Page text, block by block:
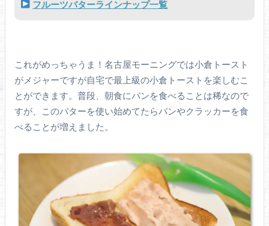
フルーツバターラインナップ一覧
これがめっちゃうま！名古屋モーニングでは小倉トースト
がメジャーですが自宅で最上級の小倉トーストを楽しむこ
とができます。普段、朝食にパンを食べることは稀なので
すが、このバターを使い始めてたらパンやクラッカーを食
べることが増えました。